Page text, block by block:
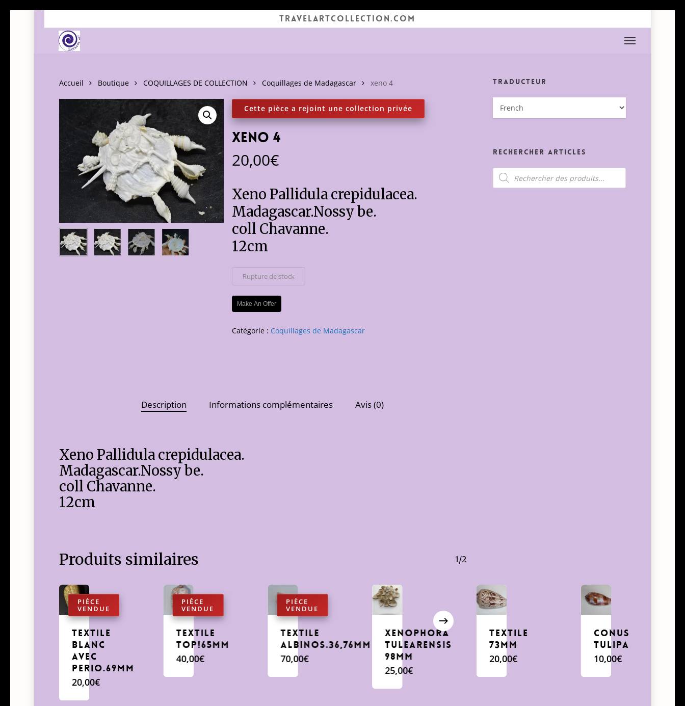
TRAVELARTCOLLECTION.COM
Menu
Accueil Boutique COQUILLAGES DE COLLECTION Coquillages de Madagascar xeno 4
xeno 4
20,00€
Xeno Pallidula crepidulacea.
Madagascar.Nossy be.
coll Chavanne.
12cm
Rupture de stock
Make An Offer
Catégorie : Coquillages de Madagascar
Description Informations complémentaires Avis (0)
Xeno Pallidula crepidulacea.
Madagascar.Nossy be.
coll Chavanne.
12cm
Produits similaires 1/2
Textile
Blanc
avec
Perio.69mm
20,00€
textile
Top!65mm
40,00€
Textile
Albinos.36,76mm
70,00€
Xenophora
tulearensis
98mm
25,00€
Textile
73mm
20,00€
conus
Tulipa
10,00€
Traducteur
Rechercher Articles
Recherche
de
produits